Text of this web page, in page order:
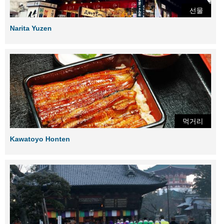
선물
Narita Yuzen
먹거리
Kawatoyo Honten